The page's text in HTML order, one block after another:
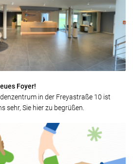
Foyer!
in der Freyastraße 10 ist
sehr, Sie hier zu begrüßen.